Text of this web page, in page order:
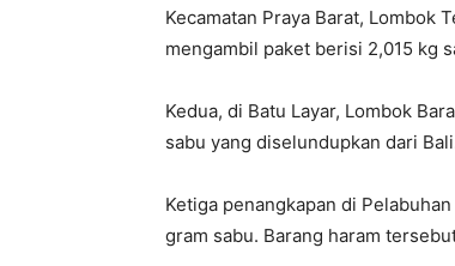
Kecamatan Praya Barat, Lombok
mengambil paket berisi 2,015 kg
Kedua, di Batu Layar, Lombok
sabu yang diselundupkan dari
Ketiga penangkapan di
gram sabu. Barang haram